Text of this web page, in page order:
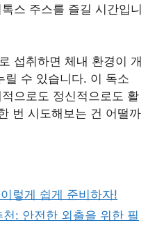
스 주스를 즐길 시간입니
섭취하면 체내 환경이 개
릴 수 있습니다. 이 독소
으로도 정신적으로도 활
번 시도해보는 건 어떨까
렇게 쉽게 준비하자!
: 안전한 외출을 위한 필